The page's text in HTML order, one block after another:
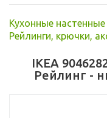
Кухонные
Рейлинги, крючки,
IKEA
Рейлинг -